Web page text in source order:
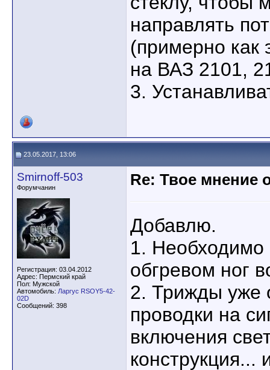
направлять
(примерно как
на ВАЗ 2101,
3.
23.05.2017, 13:06
Smirnoff-503
Форумчанин
Регистрация: 03.04.2012
Адрес: Пермский край
Пол: Мужской
Автомобиль: Ларгус RSOY5-42-
02D
Сообщений: 398
Re: Твое мнение
Добавлю.
1. Необходимо
обгревом ног
2. Трижды уже
проводки на
включения
конструкция...